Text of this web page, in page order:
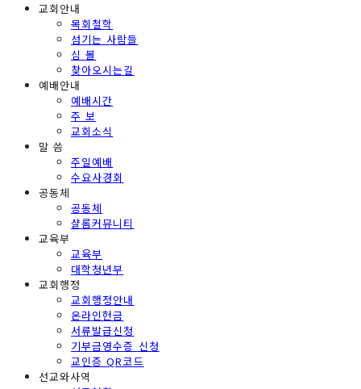
교회안내
목회철학
섬기는 사람들
심 볼
찾아오시는길
예배안내
예배시간
주 보
교회소식
말 씀
주일예배
수요사경회
공동체
공동체
샬롬커뮤니티
교육부
교육부
대학청년부
교회행정
교회행정안내
온라인헌금
서류발급신청
기부금영수증 신청
교인증 QR코드
선교와사역